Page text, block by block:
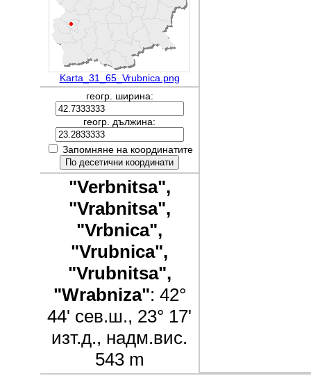
Karta_31_65_Vrubnica.png
геогр. ширина:
геогр. дължина:
Запомняне на координатите
"Verbnitsa",
"Vrabnitsa",
"Vrbnica",
"Vrubnica",
"Vrubnitsa",
"Wrabniza": 42°
44' сев.ш., 23° 17'
изт.д., надм.вис.
543 m